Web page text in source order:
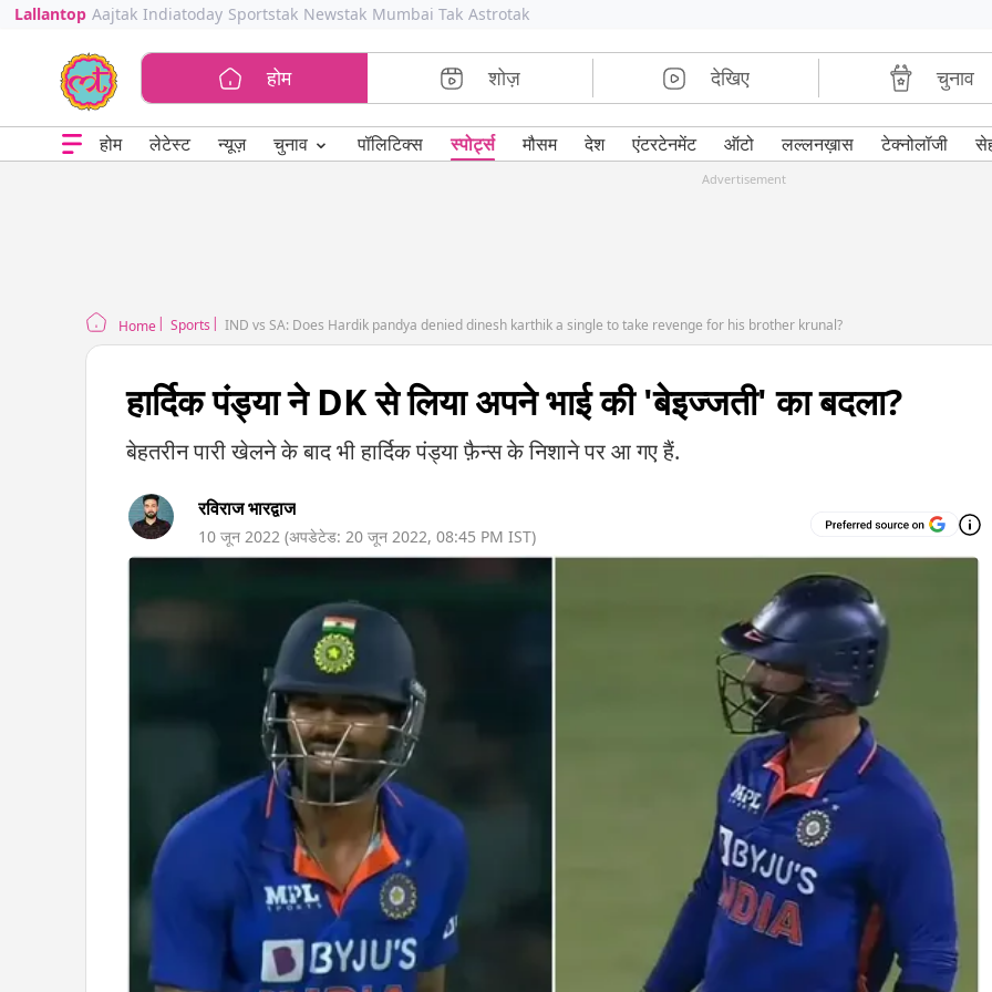
Lallantop Aajtak Indiatoday Sportstak Newstak Mumbai Tak Astrotak
होम शोज़ देखिए चुनाव
होम लेटेस्ट न्यूज़ चुनाव ⌄ पॉलिटिक्स स्पोर्ट्स मौसम देश एंटरटेनमेंट ऑटो लल्लनख़ास टेक्नोलॉजी
Advertisement
Home Sports IND vs SA: Does Hardik pandya denied dinesh karthik a single to take revenge for his brother krunal?
हार्दिक पंड्या ने DK से लिया अपने भाई की 'बेइज्जती' का बदला?
बेहतरीन पारी खेलने के बाद भी हार्दिक पंड्या फ़ैन्स के निशाने पर आ गए हैं.
रविराज भारद्वाज
10 जून 2022 (अपडेटेड: 20 जून 2022, 08:45 PM IST)